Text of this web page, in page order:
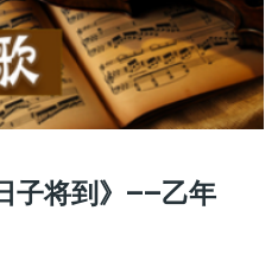
子将到》——乙年